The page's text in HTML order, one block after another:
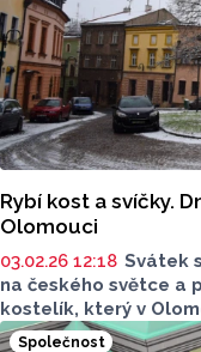
Rybí kost a svíčky.
Olomouci
03.02.26 12:18 Svátek
na českého světce a
kostelík, který v
A proč zanikl?
Společnost